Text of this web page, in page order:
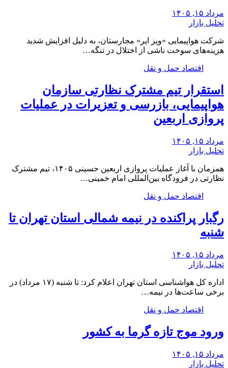
مرداد ۱۵, ۱۴۰۵
تحلیل بازار
شرکت هواپیمایی «ویز ایر» مجارستان، به دلیل افزایش شدید
هزینه‌های سوخت ناشی از اختلال در تنگه…
اقتصاد حمل و نقل
استقرار تیم مشترک نظارتی سازمان
هواپیمایی، بازرسی و تعزیرات در عملیات
پروازی اربعین
مرداد ۱۵, ۱۴۰۵
تحلیل بازار
همزمان با آغاز عملیات پروازی اربعین حسینی ۱۴۰۵، تیم مشترک
نظارتی در فرودگاه بین‌المللی امام خمینی…
اقتصاد حمل و نقل
رگبار پراکنده در نیمه شمالی استان تهران تا
شنبه
مرداد ۱۵, ۱۴۰۵
تحلیل بازار
اداره کل هواشناسی استان تهران اعلام کرد: تا شنبه (۱۷ مرداد) در
برخی ساعت‌ها در نیمه…
اقتصاد حمل و نقل
ورود موج تازه گرما به کشور
مرداد ۱۵, ۱۴۰۵
تحلیل بازار